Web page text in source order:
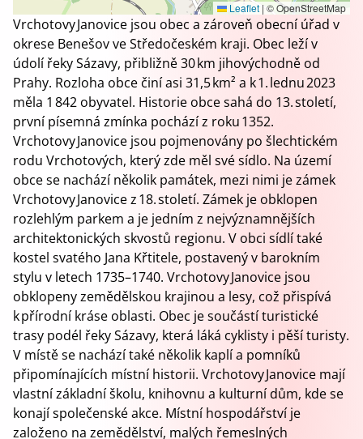
Leaflet | © OpenStreetMap
Vrchotovy Janovice jsou obec a zároveň obecní úřad v
okrese Benešov ve Středočeském kraji. Obec leží v
údolí řeky Sázavy, přibližně 30 km jihovýchodně od
Prahy. Rozloha obce činí asi 31,5 km² a k 1. lednu 2023
měla 1 842 obyvatel. Historie obce sahá do 13. století,
první písemná zmínka pochází z roku 1352.
Vrchotovy Janovice jsou pojmenovány po šlechtickém
rodu Vrchotových, který zde měl své sídlo. Na území
obce se nachází několik památek, mezi nimi je zámek
Vrchotovy Janovice z 18. století. Zámek je obklopen
rozlehlým parkem a je jedním z nejvýznamnějších
architektonických skvostů regionu. V obci sídlí také
kostel svatého Jana Křtitele, postavený v barokním
stylu v letech 1735–1740. Vrchotovy Janovice jsou
obklopeny zemědělskou krajinou a lesy, což přispívá
k přírodní kráse oblasti. Obec je součástí turistické
trasy podél řeky Sázavy, která láká cyklisty i pěší turisty.
V místě se nachází také několik kaplí a pomníků
připomínajících místní historii. Vrchotovy Janovice mají
vlastní základní školu, knihovnu a kulturní dům, kde se
konají společenské akce. Místní hospodářství je
založeno na zemědělství, malých řemeslných